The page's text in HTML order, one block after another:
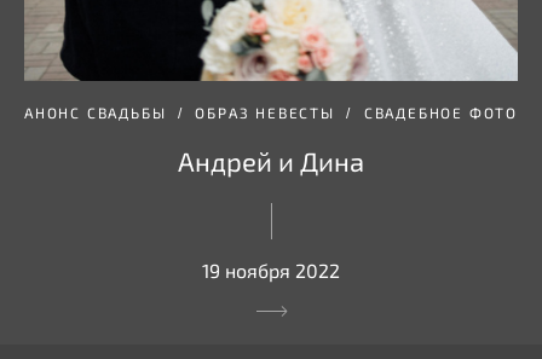
АНОНС СВАДЬБЫ ОБРАЗ НЕВЕСТЫ СВАДЕБНОЕ ФОТО
Андрей и Дина
19 ноября 2022